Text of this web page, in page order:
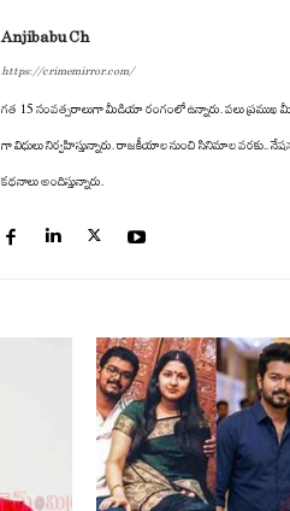
Anjibabu Ch
https://crimemirror.com/
గత 15 సంవత్సరాలుగా మీడియా రంగంలో ఉన్నారు. పలు ప్రముఖ
గా విధులు నిర్వహిస్తున్నారు. రాజకీయాల నుంచి సినిమాల వరకు..
కథనాలు అందిస్తున్నారు.